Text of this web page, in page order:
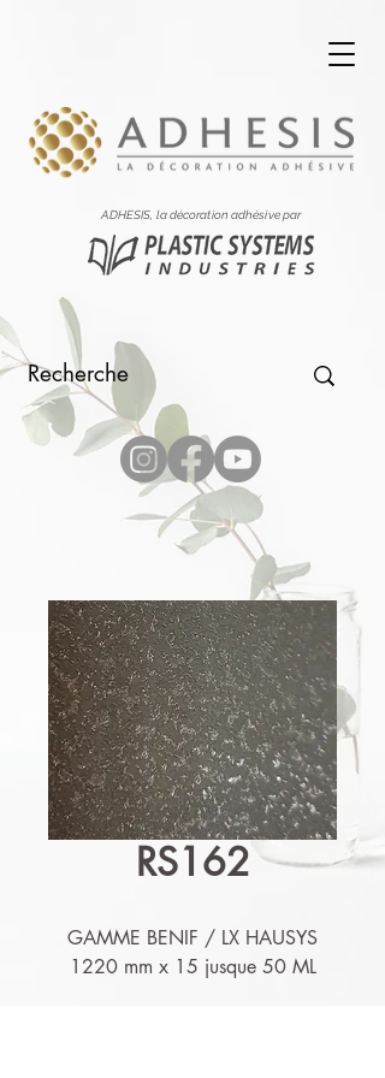
ADHESIS, la décoration adhésive par
RS162
GAMME BENIF / LX HAUSYS
1220 mm x 15 jusque 50 ML